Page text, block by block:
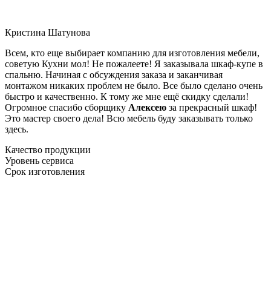
Кристина Шатунова
Всем, кто еще выбирает компанию для изготовления мебели,
советую Кухни мол! Не пожалеете! Я заказывала шкаф-купе в
спальню. Начиная с обсуждения заказа и заканчивая
монтажом никаких проблем не было. Все было сделано очень
быстро и качественно. К тому же мне ещё скидку сделали!
Огромное спасибо сборщику Алексею за прекрасный шкаф!
Это мастер своего дела! Всю мебель буду заказывать только
здесь.
Качество продукции
Уровень сервиса
Срок изготовления